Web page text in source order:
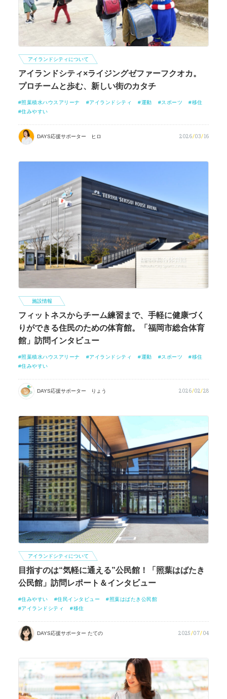
アイランドシティについて
アイランドシティ×ライジングゼファーフクオカ。
プロチームと歩む、新しい街のカタチ
照葉積水ハウスアリーナ アイランドシティ 運動 スポーツ
移住
住みやすい
DAYS応援サポーター ヒロ 2026/03/16
施設情報
フィットネスからチーム練習まで、手軽に健康づく
りができる住民のための体育館。「福岡市総合体育
館」訪問インタビュー
照葉積水ハウスアリーナ アイランドシティ 運動 スポーツ
移住
住みやすい
DAYS応援サポーター りょう 2026/02/28
アイランドシティについて
目指すのは“気軽に通える”公民館！「照葉はばたき
公民館」訪問レポート＆インタビュー
住みやすい 住民インタビュー
照葉はばたき公民館
アイランドシティ
移住
DAYS応援サポーター たての 2025/07/04